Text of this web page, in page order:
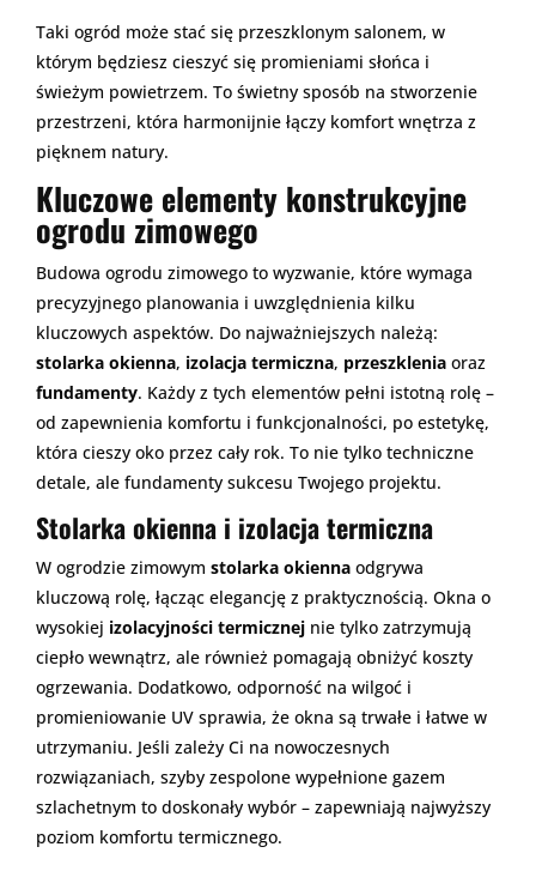
Taki ogród może stać się przeszklonym salonem, w
którym będziesz cieszyć się promieniami słońca i
świeżym powietrzem. To świetny sposób na stworzenie
przestrzeni, która harmonijnie łączy komfort wnętrza z
pięknem natury.
Kluczowe elementy konstrukcyjne
ogrodu zimowego
Budowa ogrodu zimowego to wyzwanie, które wymaga
precyzyjnego planowania i uwzględnienia kilku
kluczowych aspektów. Do najważniejszych należą:
stolarka okienna, izolacja termiczna, przeszklenia oraz
fundamenty. Każdy z tych elementów pełni istotną rolę –
od zapewnienia komfortu i funkcjonalności, po estetykę,
która cieszy oko przez cały rok. To nie tylko techniczne
detale, ale fundamenty sukcesu Twojego projektu.
Stolarka okienna i izolacja termiczna
W ogrodzie zimowym stolarka okienna odgrywa
kluczową rolę, łącząc elegancję z praktycznością. Okna o
wysokiej izolacyjności termicznej nie tylko zatrzymują
ciepło wewnątrz, ale również pomagają obniżyć koszty
ogrzewania. Dodatkowo, odporność na wilgoć i
promieniowanie UV sprawia, że okna są trwałe i łatwe w
utrzymaniu. Jeśli zależy Ci na nowoczesnych
rozwiązaniach, szyby zespolone wypełnione gazem
szlachetnym to doskonały wybór – zapewniają najwyższy
poziom komfortu termicznego.